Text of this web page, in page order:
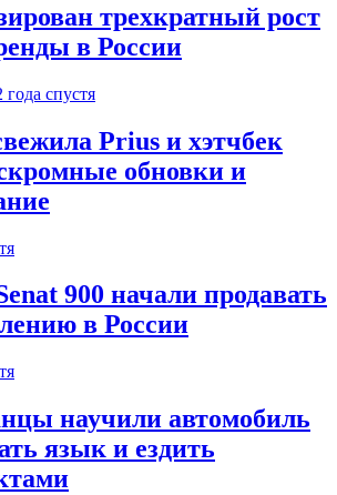
трехкратный рост
в России
года спустя
Prius и хэтчбек
обновки и
900 начали продавать
в России
научили автомобиль
язык и ездить